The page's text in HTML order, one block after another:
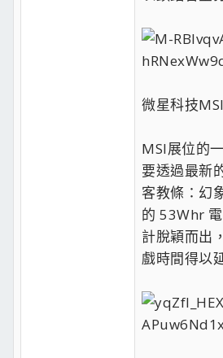
微星科技
MSI展位的
要透過最新
客教條：幻
的 53Whr
計脫穎而出
戲時間得以